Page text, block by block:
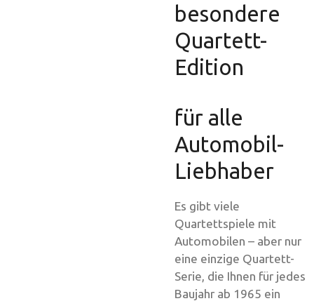
besondere
Quartett-
Edition
für alle
Automobil-
Liebhaber
Es gibt viele
Quartettspiele mit
Automobilen – aber nur
eine einzige Quartett-
Serie, die Ihnen für jedes
Baujahr ab 1965 ein